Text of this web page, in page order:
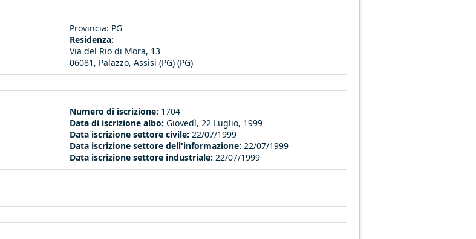
Provincia: PG
Residenza:
Via del Rio di Mora, 13
06081, Palazzo, Assisi (PG) (PG)
Numero di iscrizione: 1704
Data di iscrizione albo: Giovedì, 22 Luglio, 1999
Data iscrizione settore civile: 22/07/1999
Data iscrizione settore dell'informazione: 22/07/1999
Data iscrizione settore industriale: 22/07/1999